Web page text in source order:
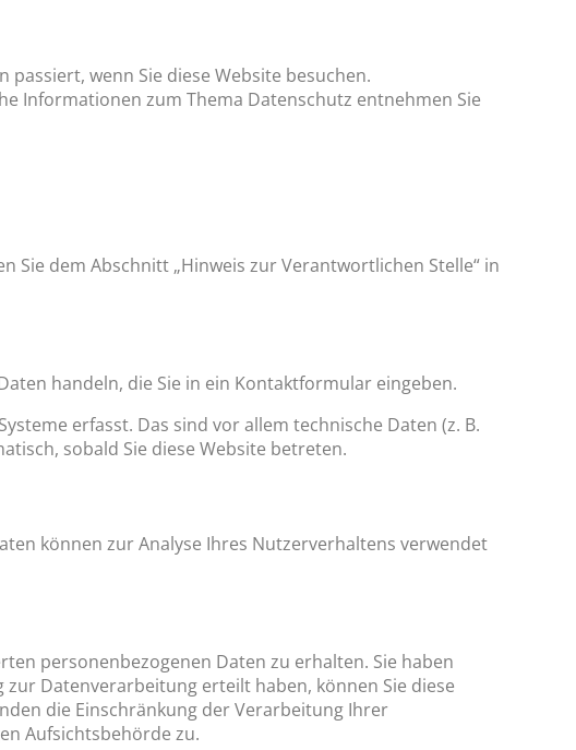
wenn Sie diese Website besuchen.
Informationen zum Thema Datenschutz entnehmen Sie
dem Abschnitt „Hinweis zur Verantwortlichen Stelle“ in
handeln, die Sie in ein Kontaktformular eingeben.
erfasst. Das sind vor allem technische Daten (z. B.
sobald Sie diese Website betreten.
können zur Analyse Ihres Nutzerverhaltens verwendet
personenbezogenen Daten zu erhalten. Sie haben
Datenverarbeitung erteilt haben, können Sie diese
die Einschränkung der Verarbeitung Ihrer
Aufsichtsbehörde zu.